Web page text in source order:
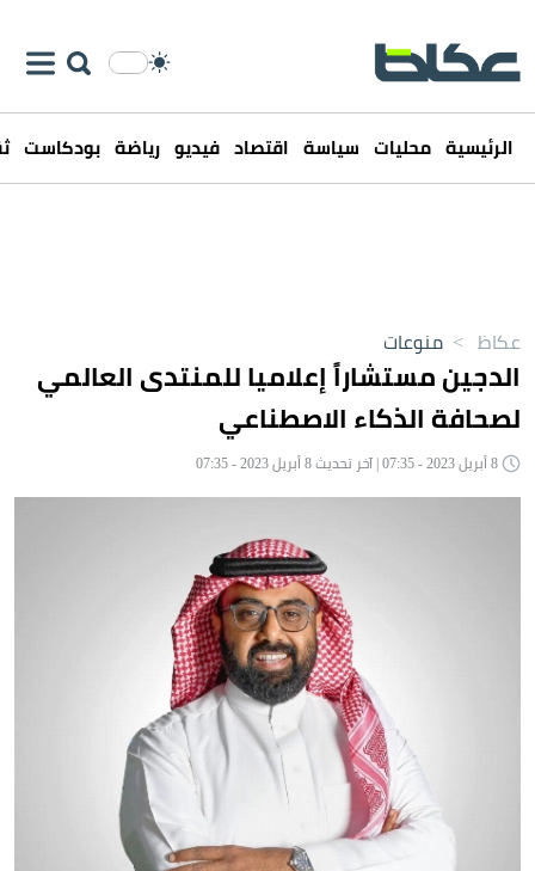
الرئيسية محليات سياسة اقتصاد فيديو رياضة بودكاست
عكاظ > منوعات
الدجين مستشاراً إعلاميا للمنتدى العالمي
لصحافة الذكاء الاصطناعي